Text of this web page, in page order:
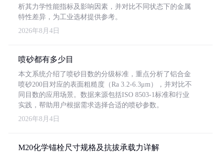
析其力学性能指标及影响因素，并对比不同状态下的金属
特性差异，为工业选材提供参考。
2026年8月4日
喷砂都有多少目
本文系统介绍了喷砂目数的分级标准，重点分析了铝合金
喷砂200目对应的表面粗糙度（Ra 3.2-6.3μm），并对比不
同目数的应用场景。数据来源包括ISO 8503-1标准和行业
实践，帮助用户根据需求选择合适的喷砂参数。
2026年8月4日
M20化学锚栓尺寸规格及抗拔承载力详解